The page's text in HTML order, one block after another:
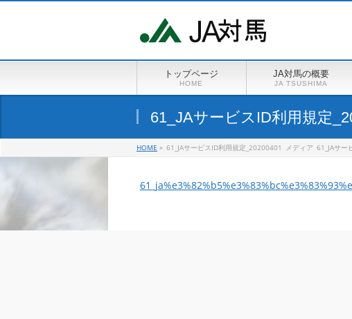
トップページ
HOME
JA対馬の概要
JA TSUSHIMA
61_JAサービスID利用規定
HOME » 61_JAサービスID利用規定_20200401 メディア 61_JAサー